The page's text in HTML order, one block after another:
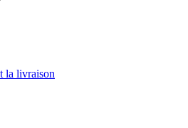
la livraison